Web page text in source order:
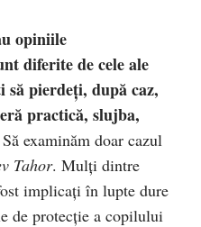
opiniile
diferite de cele ale
pierdeți, după caz,
practică, slujba,
Să examinăm doar cazul
Tahor. Mulți dintre
implicați în lupte dure
de protecție a copilului